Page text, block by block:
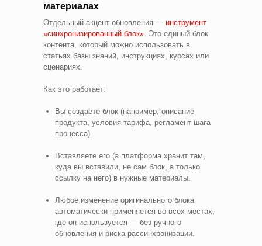
материалах
Отдельный акцент обновления — инструмент
«синхронизированный блок» . Это единый блок
контента, который можно использовать в
статьях базы знаний, инструкциях, курсах или
сценариях.
Как это работает:
Вы создаёте блок (например, описание
продукта, условия тарифа, регламент шага
процесса).
Вставляете его (а платформа хранит там,
куда вы вставили, не сам блок, а только
ссылку на него) в нужные материалы.
Любое изменение оригинального блока
автоматически применяется во всех местах,
где он используется — без ручного
обновления и риска рассинхронизации.